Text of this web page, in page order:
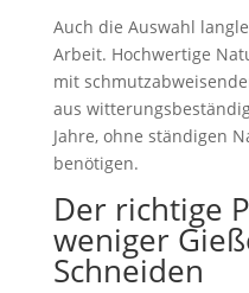
Auch die Auswahl
Arbeit. Hochwertige
mit
aus
Jahre, ohne ständigen
benötigen.
Der richtige
weniger
Schneiden